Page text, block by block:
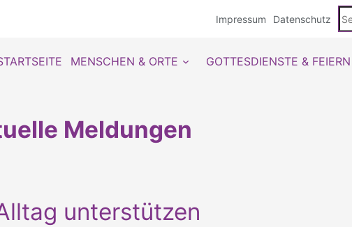
Impressum Datenschutz
MENSCHEN & ORTE GOTTESDIENSTE & FEIERN
Meldungen
unterstützen